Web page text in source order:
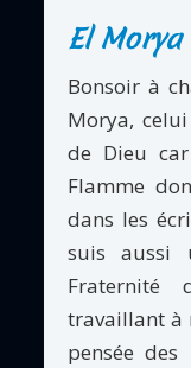
El Morya
Bonsoir à
Morya,
de Dieu
Flamme
dans les
suis aussi
Fraternité
travaillant à
pensée